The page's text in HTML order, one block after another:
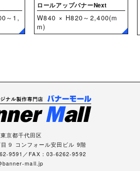
～1,
ロールアップバナーNext
W840 × H820～2,400(m
m)
京都千代田区
９ コンフォール安田ビル 9階
9591／FAX：03-6262-9592
mall.jp